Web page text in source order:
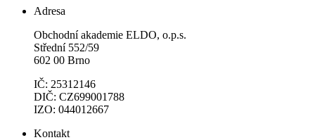
Adresa
Obchodní akademie ELDO, o.p.s.
Střední 552/59
602 00 Brno
IČ: 25312146
DIČ: CZ699001788
IZO: 044012667
Kontakt